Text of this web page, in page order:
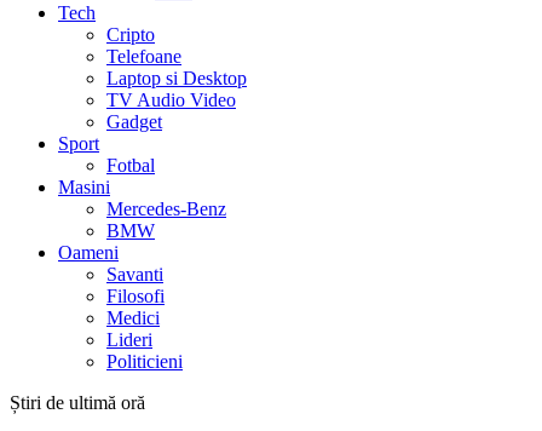
Tech
Cripto
Telefoane
Laptop si Desktop
TV Audio Video
Gadget
Sport
Fotbal
Masini
Mercedes-Benz
BMW
Oameni
Savanti
Filosofi
Medici
Lideri
Politicieni
Știri de ultimă oră